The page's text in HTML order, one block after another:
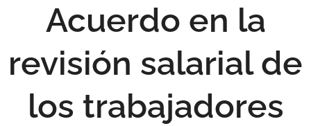
Acuerdo en la
revisión salarial de
los trabajadores